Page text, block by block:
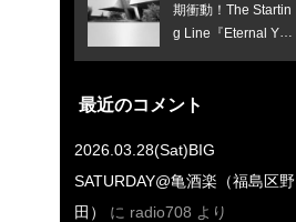
期衝動！The Startin
g Line『Eternal Yout
最近のコメント
2026.03.28(Sat)BIG
SATURDAY@亀酒楽（福島区野
田）
に radio708 より